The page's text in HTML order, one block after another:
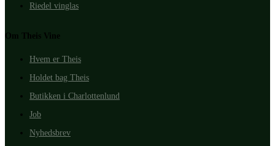
Riedel vinglas
Om Theis Vine
Hvem er Theis
Holdet bag Theis
Butikken i Charlottenlund
Job
Nyhedsbrev